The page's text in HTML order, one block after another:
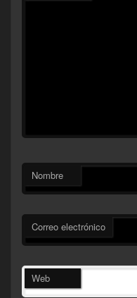
Nombre
Correo electrónico
Web